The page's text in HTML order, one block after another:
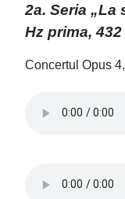
2a. Seria „La
Hz prima,
Concertul Opus